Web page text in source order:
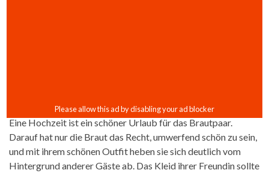
Eine Hochzeit ist ein schöner Urlaub für das Brautpaar.
Darauf hat nur die Braut das Recht, umwerfend schön zu sein,
und mit ihrem schönen Outfit heben sie sich deutlich vom
Hintergrund anderer Gäste ab. Das Kleid ihrer Freundin sollte